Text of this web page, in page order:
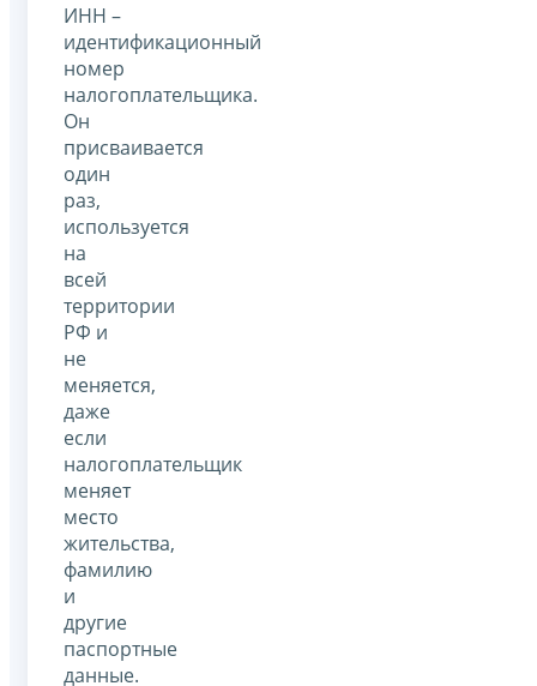
ИНН –
идентификационный
номер
налогоплательщика.
Он
присваивается
один
раз,
используется
на
всей
территории
РФ и
не
меняется,
даже
если
налогоплательщик
меняет
место
жительства,
фамилию
и
другие
паспортные
данные.